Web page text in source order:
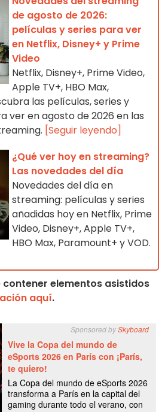
de agosto de 2026:
películas y series para ver
en Netflix, Disney+ y Prime
Video
Netflix, Disney+, Prime Video,
Apple TV+, HBO Max,
las películas, series y
ver en agosto de 2026 en las
[Seguir leyendo]
¿Qué ver hoy en streaming?
Las novedades del día
Novedades del día en
streaming: películas y series
añadidas hoy en Netflix, Prime
Video, Disney+, Apple TV+,
HBO Max, Paramount+ y VOD.
contener elementos asistidos
aquí.